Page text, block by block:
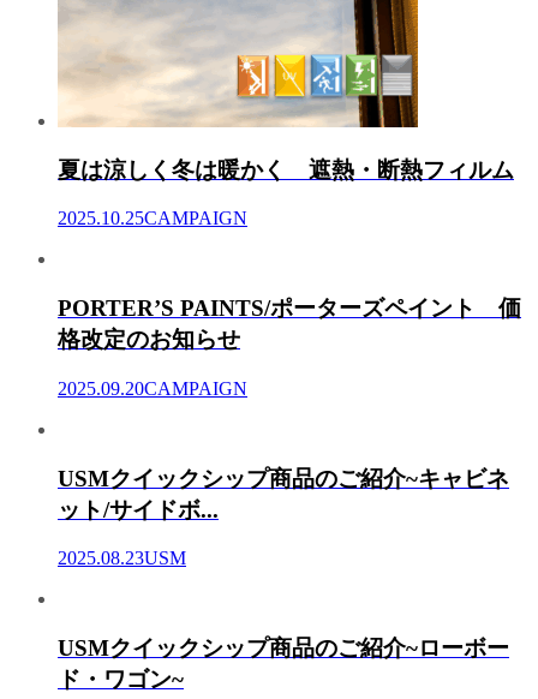
夏は涼しく冬は暖かく 遮熱・断熱フィルム
2025.10.25CAMPAIGN
PORTER’S PAINTS/ポーターズペイント 価
格改定のお知らせ
2025.09.20CAMPAIGN
USMクイックシップ商品のご紹介~キャビネ
ット/サイドボ...
2025.08.23USM
USMクイックシップ商品のご紹介~ローボー
ド・ワゴン~